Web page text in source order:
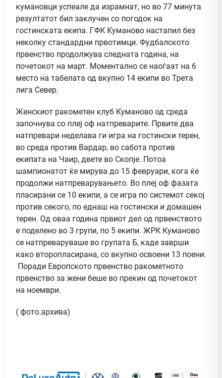
кумановци успеале да израмнат, но во 77 минута
резултатот бил заклучен со погодок на
гостинската екипа. ГФК Куманово настапил без
неколку стандардни првотимци. Фудбалското
првенство продолжува следната година, на
почетокот на март. Моментално се наоѓаат на 6
место на табелата од вкупно 14 екипи во Трета
лига Север.
Женскиот ракометен клуб Куманово од среда
започнува со плеј оф натпреварите. Првите два
натпревари неделава ги игра на гостински терен,
во среда против Вардар, во сабота против
екипата на Чаир, двете во Скопје. Потоа
шампионатот ќе мирува до 15 февруари, кога ќе
продолжи натпреварувањето. Во плеј оф фазата
пласирани се 10 екипи, а се игра по системот секој
против секого, по еднаш на гостински и домашен
терен. Од оваа година првиот дел од првенството
е поделено во 3 групи, по 5 екипи. ЖРК Куманово
се натпреваруваше во групата Б, каде заврши
како второпласирана, со вкупно освоени 13 поени.
Поради Европското првенство ракометното
првенство за жени беше во прекин од почетокот
на ноември.
( фото.архива)